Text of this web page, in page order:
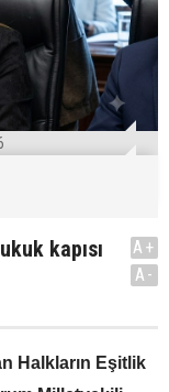
kapısı
A+
A-
Halkların Eşitlik